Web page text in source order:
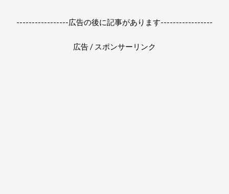
-----------------広告の後に記事があります-----------------
広告 / スポンサーリンク